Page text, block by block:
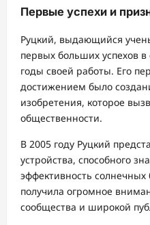
Первые успехи и
Руцкий, выдающийся
первых больших успехов
годы своей работы. Его
достижением было
изобретения, которое
общественности.
В 2005 году Руцкий
устройства, способного
эффективность солнечных
получила огромное
сообщества и широкой